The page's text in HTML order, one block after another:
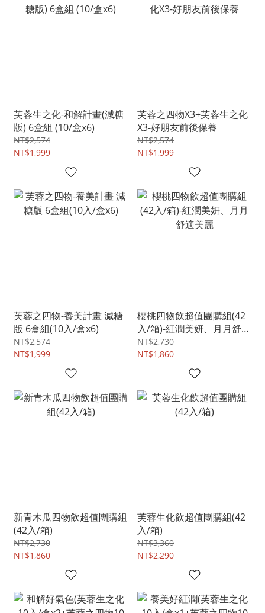
芙蓉生之化-和解計畫(減糖
版) 6盒組 (10/盒x6)
NT$2,574
NT$1,999
芙蓉之四物X3+芙蓉生之化
X3-好朋友前後保養
NT$2,574
NT$1,999
芙蓉之四物-養美計畫 減糖
版 6盒組(10入/盒x6)
NT$2,574
NT$1,999
櫻桃四物飲超值團購組(42
入/箱)-紅潤美妍、月月舒適
美麗
NT$2,730
NT$1,860
新青木瓜四物飲超值團購組
(42入/箱)
NT$2,730
NT$1,860
芙蓉生化飲超值團購組(42
入/箱)
NT$3,360
NT$2,290